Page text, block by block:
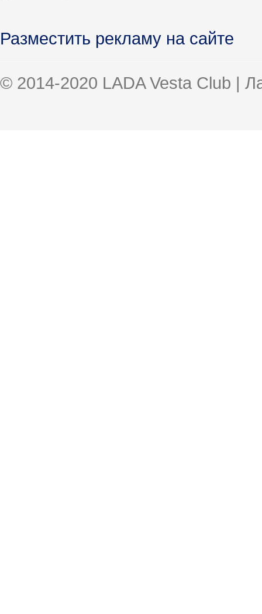
Разместить рекламу на сайте
© 2014-2020 LADA Vesta Club |